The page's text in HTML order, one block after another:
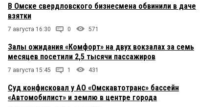
В Омске свердловского бизнесмена обвинили в даче
взятки
7 августа 16:30 0 571
Залы ожидания «Комфорт» на двух вокзалах за семь
месяцев посетили 2,5 тысячи пассажиров
7 августа 15:45 1 431
Суд конфисковал у АО «Омскавтотранс» бассейн
«Автомобилист» и землю в центре города